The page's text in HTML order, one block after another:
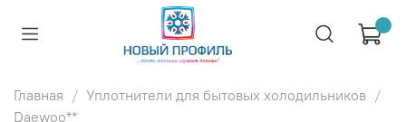
Главная
Уплотнители для бытовых холодильников
Daewoo**